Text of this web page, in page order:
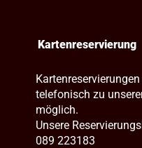
Kartenreservierung
telefonisch zu
möglich.
Unsere
089 223183